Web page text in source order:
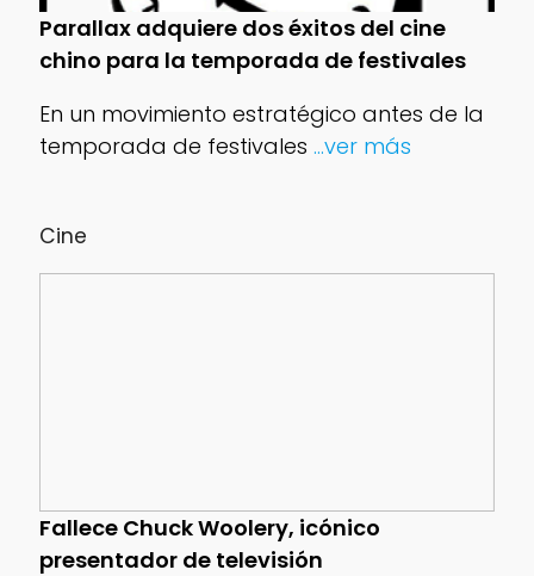
Cine
Fallece Chuck Woolery, icónico
presentador de televisión
Parallax adquiere dos éxitos del cine
chino para la temporada de festivales
En un movimiento estratégico antes de la
temporada de festivales ...ver más